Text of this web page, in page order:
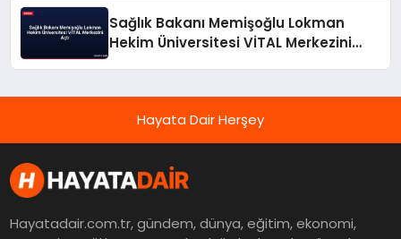
Sağlık Bakanı Memişoğlu Lokman
Hekim Üniversitesi VİTAL Merkezini
Hayata Dair Herşey
Hayatadair.com.tr, gündem, dünya, eğitim, ekonomi,